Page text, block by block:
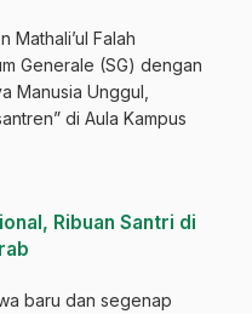
Mathali’ul Falah
Generale (SG) dengan
Manusia Unggul,
di Aula Kampus
Ribuan Santri di
baru dan segenap